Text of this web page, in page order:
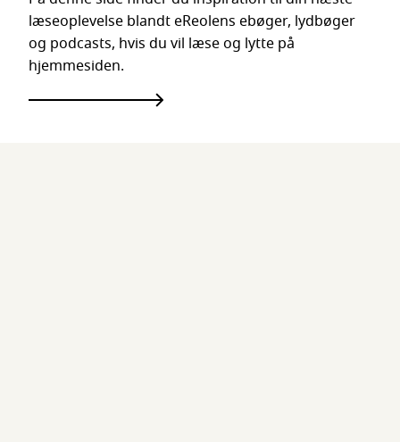
læseoplevelse blandt eReolens ebøger, lydbøger
og podcasts, hvis du vil læse og lytte på
hjemmesiden.